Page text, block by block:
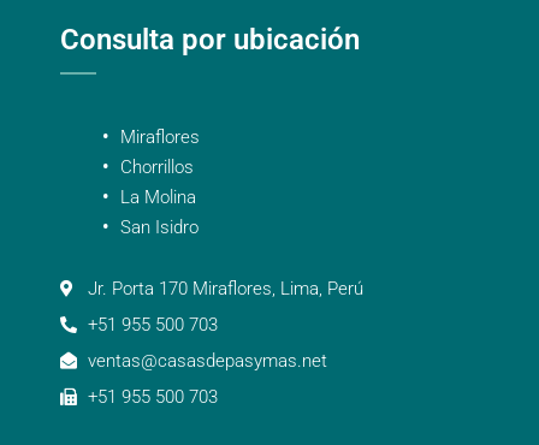
Consulta por ubicación
Miraflores
Chorrillos
La Molina
San Isidro
Jr. Porta 170 Miraflores, Lima, Perú
+51 955 500 703
ventas@casasdepasymas.net
+51 955 500 703